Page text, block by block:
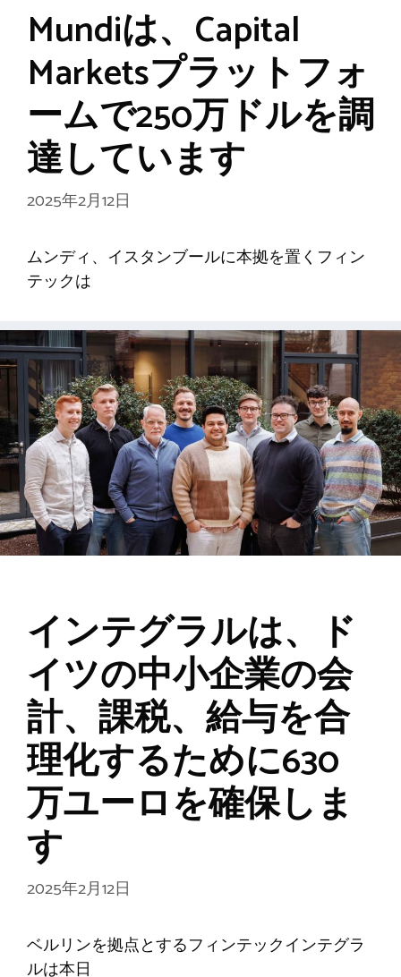
Mundiは、Capital
Marketsプラットフォ
ームで250万ドルを調
達しています
2025年2月12日
ムンディ、イスタンブールに本拠を置くフィン
テックは
インテグラルは、ド
イツの中小企業の会
計、課税、給与を合
理化するために630
万ユーロを確保しま
す
2025年2月12日
ベルリンを拠点とするフィンテックインテグラ
ルは本日